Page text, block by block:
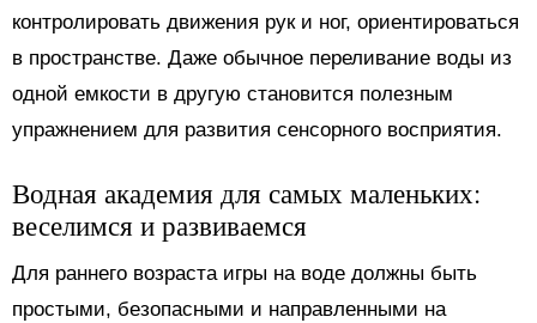
контролировать движения рук и ног, ориентироваться
в пространстве. Даже обычное переливание воды из
одной емкости в другую становится полезным
упражнением для развития сенсорного восприятия.
Водная академия для самых маленьких:
веселимся и развиваемся
Для раннего возраста игры на воде должны быть
простыми, безопасными и направленными на